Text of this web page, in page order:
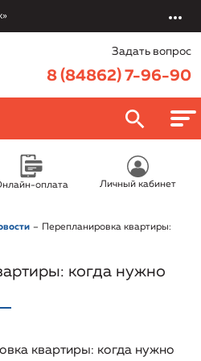
Задать вопрос
8 (84862) 7-96-90
объектов
оплата Личный кабинет
Перепланировка квартиры:
когда нужно
квартиры: когда нужно